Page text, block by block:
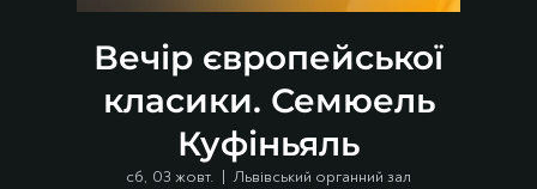
Вечір європейської
класики. Семюель
Куфіньяль
сб, 03 жовт.
  |
Львівський органний зал